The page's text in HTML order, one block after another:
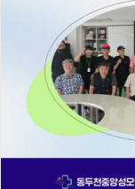
206회 다운로드
DATE :
이전글 다음글
본문첨부자료 참조